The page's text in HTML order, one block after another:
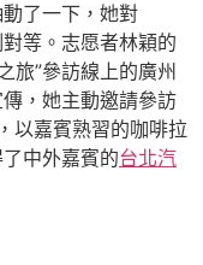
了一下，她對
等。志愿者林穎的
旅”參訪線上的廣州
，她主動邀請參訪
以嘉賓熟習的咖啡拉
中外嘉賓的台北汽